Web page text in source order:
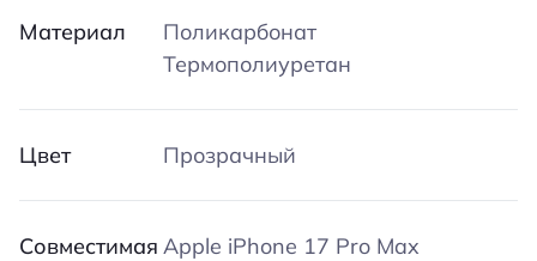
Материал
Поликарбонат
Термополиуретан
Цвет Прозрачный
Совместимая Apple iPhone 17 Pro Max